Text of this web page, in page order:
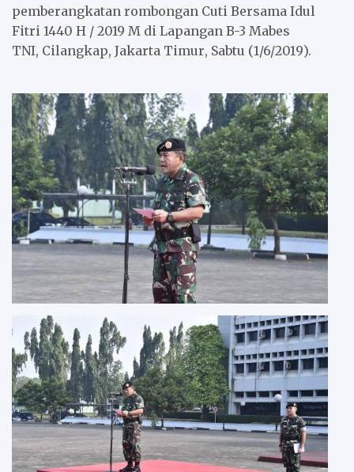
pemberangkatan rombongan Cuti Bersama Idul
Fitri 1440 H / 2019 M di Lapangan B-3 Mabes
TNI, Cilangkap, Jakarta Timur, Sabtu (1/6/2019).